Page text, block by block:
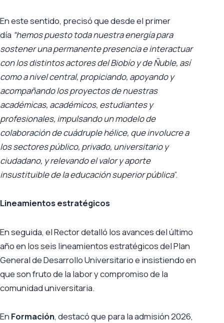
En este sentido, precisó que desde el primer
día “hemos puesto toda nuestra energía para
sostener una permanente presencia e interactuar
con los distintos actores del Biobío y de Ñuble, así
como a nivel central, propiciando, apoyando y
acompañando los proyectos de nuestras
académicas, académicos, estudiantes y
profesionales, impulsando un modelo de
colaboración de cuádruple hélice, que involucre a
los sectores público, privado, universitario y
ciudadano, y relevando el valor y aporte
insustituible de la educación superior pública”.
Lineamientos estratégicos
En seguida, el Rector detalló los avances del último
año en los seis lineamientos estratégicos del Plan
General de Desarrollo Universitario e insistiendo en
que son fruto de la labor y compromiso de la
comunidad universitaria.
En Formación, destacó que para la admisión 2026,